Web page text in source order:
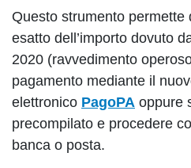
Questo strumento permette
esatto dell’importo dovuto
2020 (ravvedimento
pagamento mediante il
elettronico PagoPA oppure
precompilato e procedere
banca o posta.